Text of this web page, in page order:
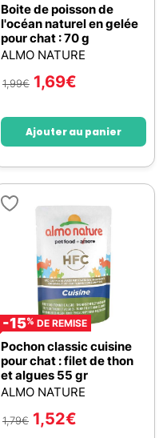
Boite de poisson de
l'océan naturel en gelée
pour chat : 70 g
ALMO NATURE
1,99€ 1,69€
Ajouter au panier
-15% DE REMISE
Pochon classic cuisine
pour chat : filet de thon
et algues 55 gr
ALMO NATURE
1,79€ 1,52€